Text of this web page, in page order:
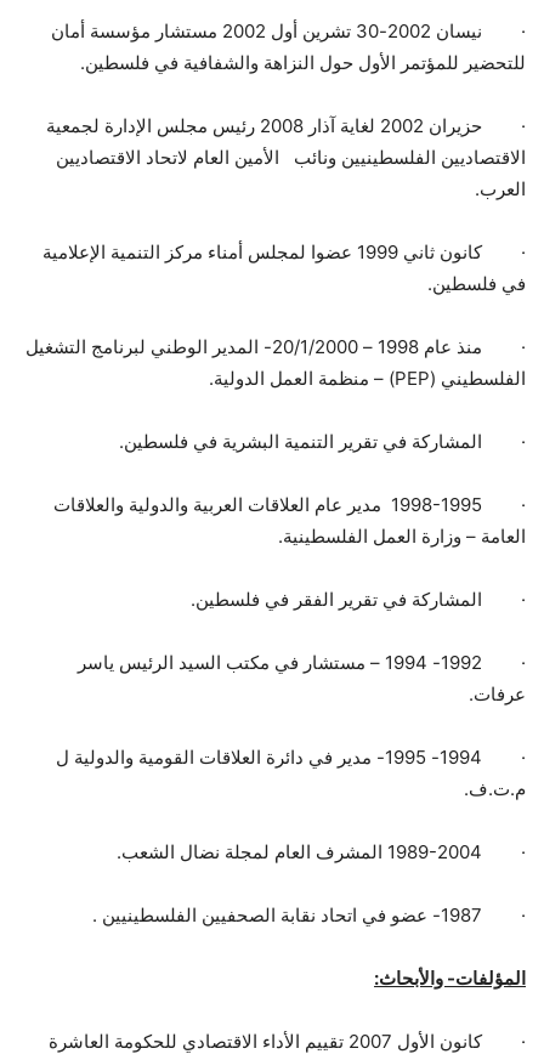
·
نيسان 2002-30 تشرين أول 2002 مستشار مؤسسة أمان
للتحضير للمؤتمر الأول حول النزاهة والشفافية في فلسطين.
·
حزيران 2002 لغاية آذار 2008 رئيس مجلس الإدارة لجمعية
الاقتصاديين الفلسطينيين ونائب الأمين العام لاتحاد الاقتصاديين
العرب.
·
كانون ثاني 1999 عضوا لمجلس أمناء مركز التنمية الإعلامية
في فلسطين.
·
منذ عام 1998 – 20/1/2000- المدير الوطني لبرنامج التشغيل
الفلسطيني (PEP) – منظمة العمل الدولية.
· المشاركة في تقرير التنمية البشرية في فلسطين.
·
1998-1995 مدير عام العلاقات العربية والدولية والعلاقات
العامة – وزارة العمل الفلسطينية.
· المشاركة في تقرير الفقر في فلسطين.
·
1992- 1994 – مستشار في مكتب السيد الرئيس ياسر
عرفات.
·
1994- 1995- مدير في دائرة العلاقات القومية والدولية ل
م.ت.ف.
· 1989-2004 المشرف العام لمجلة نضال الشعب.
· 1987- عضو في اتحاد نقابة الصحفيين الفلسطينيين .
المؤلفات- والأبحاث:
· كانون الأول 2007 تقييم الأداء الاقتصادي للحكومة العاشرة